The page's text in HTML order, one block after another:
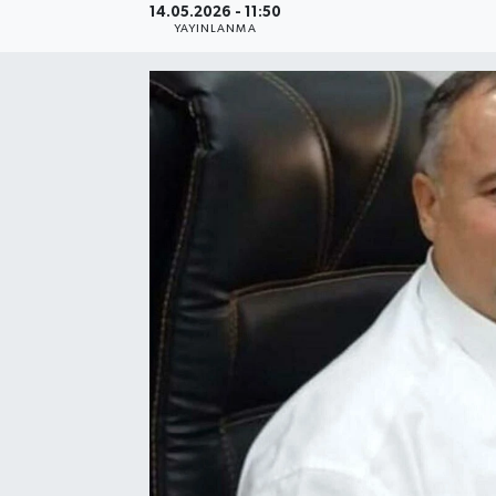
14.05.2026 - 11:50
YAYINLANMA